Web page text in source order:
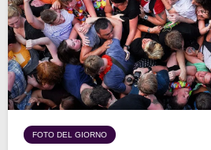
FOTO DEL GIORNO